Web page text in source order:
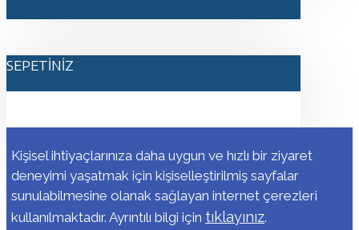
SEPETINIZ
Kişisel ihtiyaçlarınıza daha uygun ve hızlı bir ziyaret
deneyimi yaşatmak için kişiselleştirilmiş sayfalar
sunulabilmesine olanak sağlayan internet çerezleri
kullanılmaktadır. Ayrıntılı bilgi için tıklayınız.